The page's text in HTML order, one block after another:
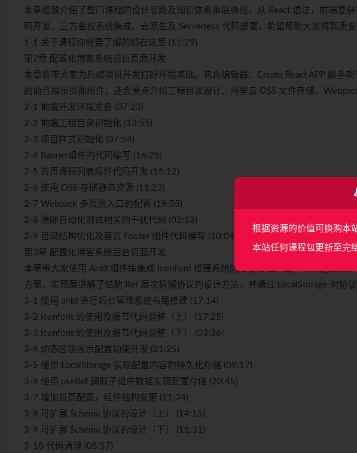
本章细致介绍了整门课程的设计思路及知识体系串联脉络，从 React 语法，前端复
码开发、三方鉴权系统集成、云原生及 Serverless 代码部署，希望帮助大家得到质变
1-1 关于课程你需要了解的都在这里 (11:29)
第2章 配置化博客系统前台页面开发
本章将带大家为后续项目开发打好环境基础。包含编辑器、Create React APP 脚手
的前台展示页面组件，还会重点介绍工程目录设计、阿里云 OSS 文件存储、
2-1 前端开发环境准备 (07:23)
2-2 前端工程目录初始化 (13:55)
2-3 项目样式初始化 (07:54)
2-4 Banner组件的代码编写 (16:25)
2-5 首页课程列表组件代码开发 (15:12)
2-6 使用 OSS 存储静态资源 (11:23)
2-7 Webpack 多页面入口的配置 (19:55)
2-8 清除自动化测试相关的干扰代码 (03:13)
2-9 目录结构优化及首页 Footer 组件代码编写 (10:04)
第3章 配置化博客系统后台页面开发
本章带大家使用 Antd 组件库集成 IconFont 搭建系统的后台管理页面，认识配置化
方案。实现层讲解了借助 Ref 层次拆解协议的设计方法，并通过 LocalStorage 对协
3-1 使用 antd 进行后台管理系统布局搭建 (17:14)
3-2 iconfont 的使用及细节代码调整（上） (17:25)
3-3 iconfont 的使用及细节代码调整（下） (03:36)
3-4 动态区块展示配置功能开发 (21:25)
3-5 使用 LocalStorage 实现配置内容的持久化存储 (09:17)
3-6 使用 useRef 调取子组件数据实现配置存储 (20:45)
3-7 增加首页配置，组件结构变更 (11:34)
3-8 可扩展 Schema 协议的设计（上） (14:15)
3-9 可扩展 Schema 协议的设计（下） (11:31)
3-10 代码清理 (05:57)
根据资源的价值可换购本
本站任何课程包更新至完